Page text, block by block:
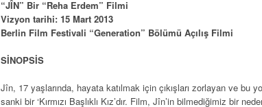
“JÎN” Bir “Reha Erdem” Filmi
Vizyon tarihi: 15 Mart 2013
Berlin Film Festivali “Generation” Bölümü Açılış Filmi
SİNOPSİS
Jîn, 17 yaşlarında, hayata katılmak için çıkışları zorlayan ve bu
sanki bir ‘Kırmızı Başlıklı Kız’dır. Film, Jîn’in bilmediğimiz bir